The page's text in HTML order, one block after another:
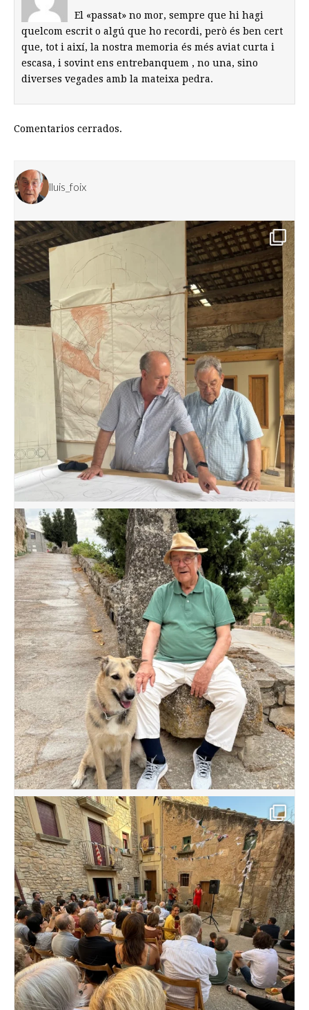
El «passat» no mor, sempre que hi hagi
quelcom escrit o algú que ho recordi, però és ben cert
que, tot i així, la nostra memoria és més aviat curta i
escasa, i sovint ens entrebanquem , no una, sino
diverses vegades amb la mateixa pedra.
Comentarios cerrados.
lluis_foix